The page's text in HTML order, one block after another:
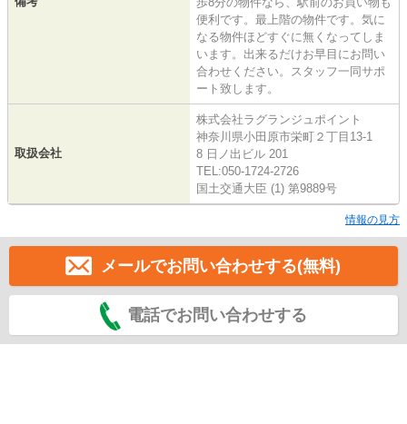
便利です。最上階の物件です。気に
なる物件ほどすぐに無くなってしま
います。出来るだけお早目にお問い
合わせください。スタッフ一同サポ
ート致します。
取扱会社
株式会社ラグランジュポイント
神奈川県小田原市栄町２丁目13-1
8 日ノ出ビル 201
TEL:050-1724-2726
国土交通大臣 (1) 第9889号
情報の見方
メールでお問い合わせする(無料)
電話でお問い合わせする